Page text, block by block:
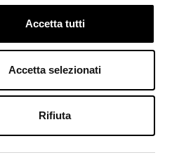
Accetta tutti
Accetta selezionati
Rifiuta
FOLLOW US